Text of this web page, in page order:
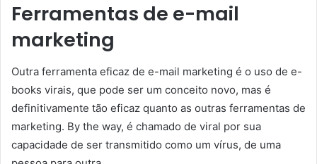
Ferramentas de e-mail
marketing
Outra ferramenta eficaz de e-mail marketing é o uso de e-
books virais, que pode ser um conceito novo, mas é
definitivamente tão eficaz quanto as outras ferramentas de
marketing. By the way, é chamado de viral por sua
capacidade de ser transmitido como um vírus, de uma